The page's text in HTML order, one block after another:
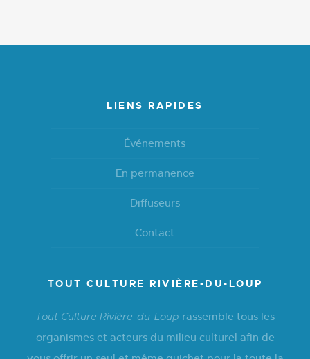
LIENS RAPIDES
Événements
En permanence
Diffuseurs
Contact
TOUT CULTURE RIVIÈRE-DU-LOUP
Tout Culture Rivière-du-Loup rassemble tous les
organismes et acteurs du milieu culturel afin de